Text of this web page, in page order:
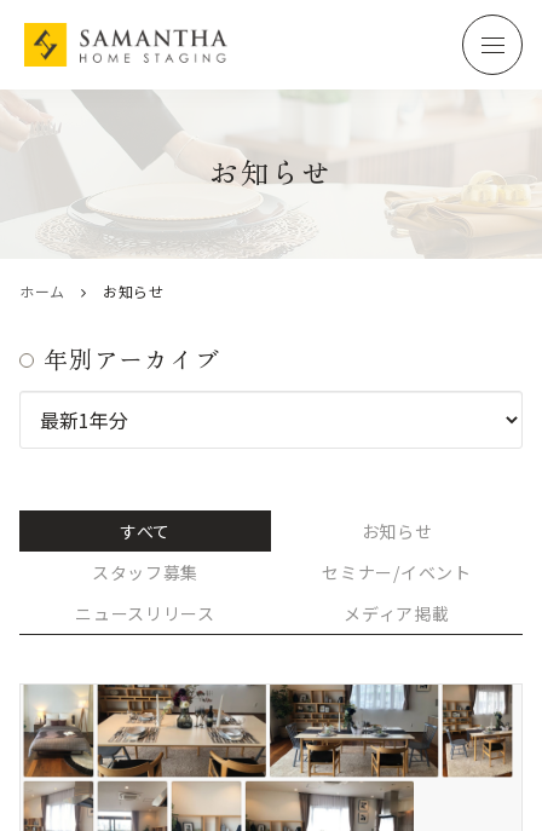
お知らせ
ホーム お知らせ
年別アーカイブ
すべて
お知らせ
スタッフ募集
セミナー/イベント
ニュースリリース
メディア掲載